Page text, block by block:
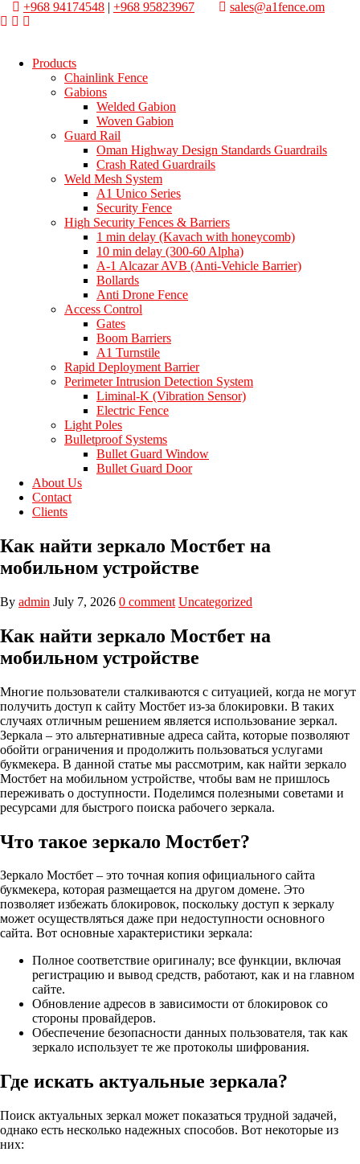
+968 94174548 | +968 95823967 sales@a1fence.om
Products
Chainlink Fence
Gabions
Welded Gabion
Woven Gabion
Guard Rail
Oman Highway Design Standards Guardrails
Crash Rated Guardrails
Weld Mesh System
A1 Unico Series
Security Fence
High Security Fences & Barriers
1 min delay (Kavach with honeycomb)
10 min delay (300-60 Alpha)
A-1 Alcazar AVB (Anti-Vehicle Barrier)
Bollards
Anti Drone Fence
Access Control
Gates
Boom Barriers
A1 Turnstile
Rapid Deployment Barrier
Perimeter Intrusion Detection System
Liminal-K (Vibration Sensor)
Electric Fence
Light Poles
Bulletproof Systems
Bullet Guard Window
Bullet Guard Door
About Us
Contact
Clients
Как найти зеркало Мостбет на
мобильном устройстве
By admin July 7, 2026 0 comment Uncategorized
Как найти зеркало Мостбет на
мобильном устройстве
Многие пользователи сталкиваются с ситуацией, когда не могут
получить доступ к сайту Мостбет из-за блокировки. В таких
случаях отличным решением является использование зеркал.
Зеркала – это альтернативные адреса сайта, которые позволяют
обойти ограничения и продолжить пользоваться услугами
букмекера. В данной статье мы рассмотрим, как найти зеркало
Мостбет на мобильном устройстве, чтобы вам не пришлось
переживать о доступности. Поделимся полезными советами и
ресурсами для быстрого поиска рабочего зеркала.
Что такое зеркало Мостбет?
Зеркало Мостбет – это точная копия официального сайта
букмекера, которая размещается на другом домене. Это
позволяет избежать блокировок, поскольку доступ к зеркалу
может осуществляться даже при недоступности основного
сайта. Вот основные характеристики зеркала:
Полное соответствие оригиналу; все функции, включая
регистрацию и вывод средств, работают, как и на главном
сайте.
Обновление адресов в зависимости от блокировок со
стороны провайдеров.
Обеспечение безопасности данных пользователя, так как
зеркало использует те же протоколы шифрования.
Где искать актуальные зеркала?
Поиск актуальных зеркал может показаться трудной задачей,
однако есть несколько надежных способов. Вот некоторые из
них: